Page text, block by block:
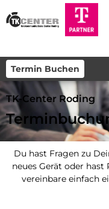
Termin Buchen
TK-Center Roding
Du hast Fragen zu
neues Gerät oder
vereinbare einfach